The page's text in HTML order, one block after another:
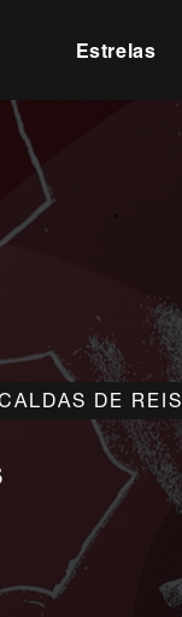
Estrelas
DE REIS